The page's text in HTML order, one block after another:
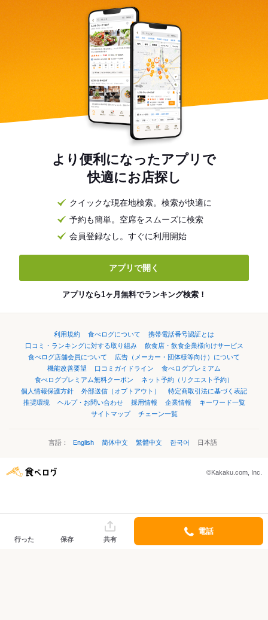
より便利になったアプリで
快適にお店探し
クイックな現在地検索。検索が快適に
予約も簡単。空席をスムーズに検索
会員登録なし。すぐに利用開始
アプリで開く
アプリなら1ヶ月無料でランキング検索！
利用規約 食べログについて
携帯電話番号認証とは
口コミ・ランキングに対する取り組み
飲食店・飲食企業様向けサービス
食べログ店舗会員について
広告（メーカー・団体様等向け）について
機能改善要望
口コミガイドライン
食べログプレミアム
食べログプレミアム無料クーポン
ネット予約（リクエスト予約）
個人情報保護方針
外部送信（オプトアウト）
特定商取引法に基づく表記
推奨環境
ヘルプ・お問い合わせ 採用情報 企業情報
キーワード一覧
サイトマップ
チェーン一覧
言語： English 简体中文 繁體中文 한국어 日本語
©Kakaku.com, Inc.
行った 保存 共有
電話